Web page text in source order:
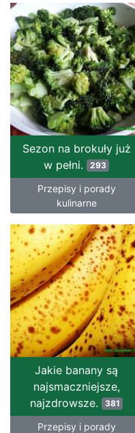
Sezon na brokuły już
w pełni.
293
Przepisy i porady
kulinarne
Jakie banany są
najsmaczniejsze,
najzdrowsze.
381
Przepisy i porady